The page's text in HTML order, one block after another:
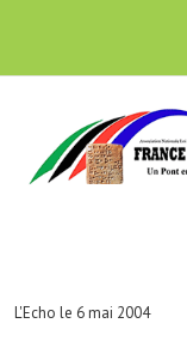
L'Echo le 6 mai 2004